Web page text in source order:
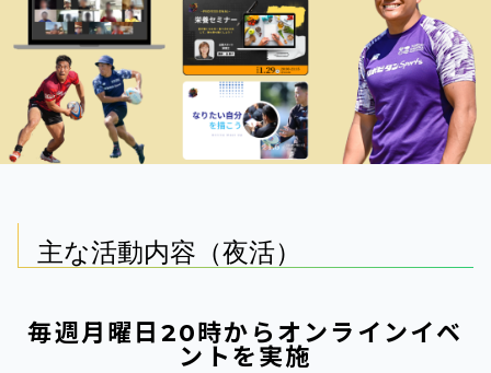
主な活動内容（夜活）
毎週月曜日20時からオンラインイベ
ントを実施